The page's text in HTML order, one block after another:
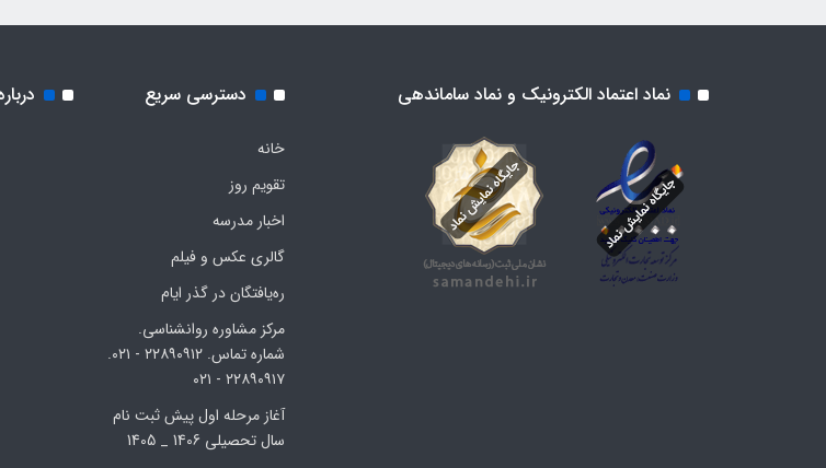
نماد اعتماد الکترونیک و نماد ساماندهی دسترسی سریع
خانه
تقویم روز
اخبار مدرسه
گالری عکس و فیلم
ره‌یافتگان در گذر ایام
مرکز مشاوره روانشناسی.
شماره تماس. ۲۲۸۹۰۹۱۲ - ۰۲۱.
۲۲۸۹۰۹۱۷ - ۰۲۱
آغاز مرحله اول پیش ثبت نام
سال تحصیلی 1406 _ 1405